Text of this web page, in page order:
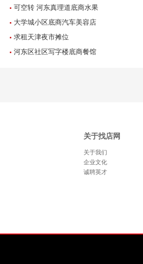
可空转 河东真理道底商水果
店刨冰店转让
大学城小区底商汽车美容店
转让
求租天津夜市摊位
河东区社区写字楼底商餐馆
关于找店网
关于我们
企业文化
诚聘英才